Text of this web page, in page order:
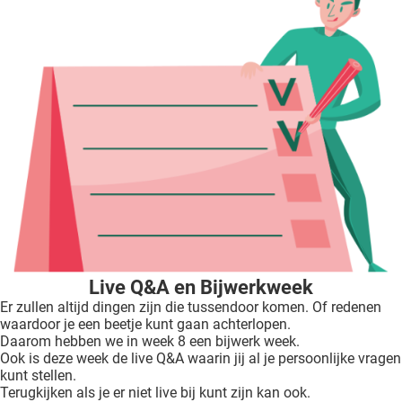
Live Q&A en Bijwerkweek
Er zullen altijd dingen zijn die tussendoor komen. Of redenen
waardoor je een beetje kunt gaan achterlopen.
Daarom hebben we in week 8 een bijwerk week.
Ook is deze week de live Q&A waarin jij al je persoonlijke vragen
kunt stellen.
Terugkijken als je er niet live bij kunt zijn kan ook.